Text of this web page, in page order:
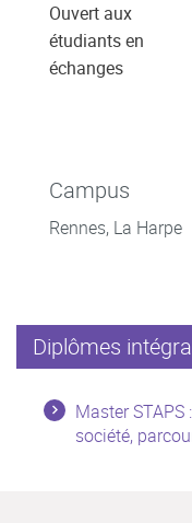
Ouvert aux
étudiants en
échanges
Campus
Rennes, La Harpe
Diplômes
Master
société,